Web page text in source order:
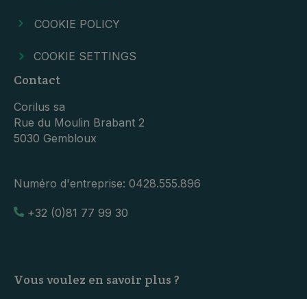
COOKIE POLICY
COOKIE SETTINGS
Contact
Corilus sa
Rue du Moulin Brabant 2
5030 Gembloux
Numéro d'entreprise: 0428.555.896
+32 (0)81 77 99 30
Vous voulez en savoir plus ?